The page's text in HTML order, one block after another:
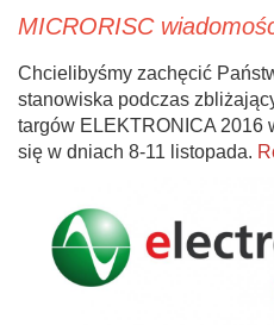
MICRORISC
Chcielibyśmy zachęcić
stanowiska podczas
targów ELEKTRONICA 2016
się w dniach 8-11 listopada.